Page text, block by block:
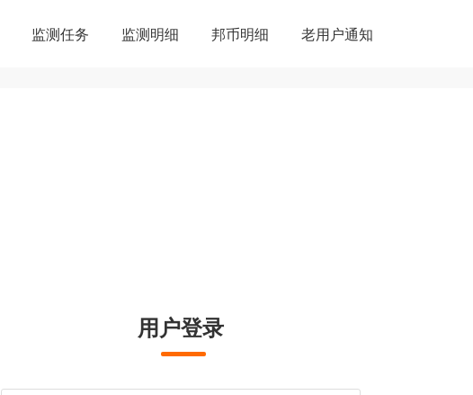
监测任务 监测明细 邦币明细 老用户通知
用户登录